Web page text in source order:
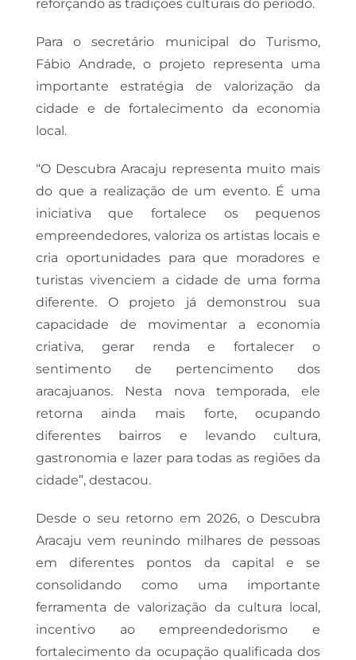
reforçando as tradições culturais do período.
Para o secretário municipal do Turismo,
Fábio Andrade, o projeto representa uma
importante estratégia de valorização da
cidade e de fortalecimento da economia
local.
“O Descubra Aracaju representa muito mais
do que a realização de um evento. É uma
iniciativa que fortalece os pequenos
empreendedores, valoriza os artistas locais e
cria oportunidades para que moradores e
turistas vivenciem a cidade de uma forma
diferente. O projeto já demonstrou sua
capacidade de movimentar a economia
criativa, gerar renda e fortalecer o
sentimento de pertencimento dos
aracajuanos. Nesta nova temporada, ele
retorna ainda mais forte, ocupando
diferentes bairros e levando cultura,
gastronomia e lazer para todas as regiões da
cidade”, destacou.
Desde o seu retorno em 2026, o Descubra
Aracaju vem reunindo milhares de pessoas
em diferentes pontos da capital e se
consolidando como uma importante
ferramenta de valorização da cultura local,
incentivo ao empreendedorismo e
fortalecimento da ocupação qualificada dos